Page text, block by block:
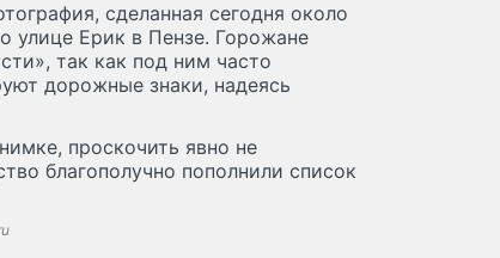
сделанная сегодня около
улице Ерик в Пензе. Горожане
так как под ним часто
дорожные знаки, надеясь
проскочить явно не
благополучно пополнили список